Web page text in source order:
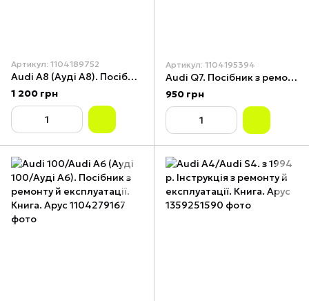
Артикул: 1104189752
Audi A8 (Ауді А8). Посібник з ремонту й експлуатації. Книга Арус
1 200 грн
Артикул: 1104195394
Audi Q7. Посібник з ремонту й експлуатації. Книга. Арус.
950 грн